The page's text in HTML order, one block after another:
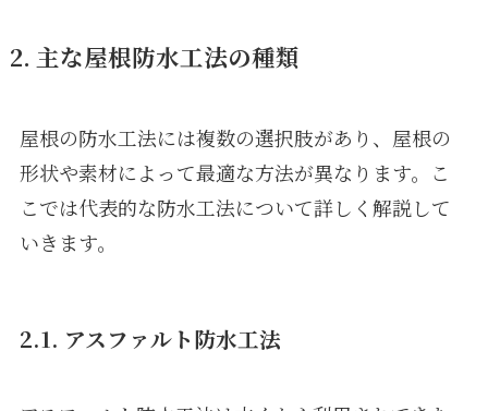
2. 主な屋根防水工法の種類
屋根の防水工法には複数の選択肢があり、屋根の
形状や素材によって最適な方法が異なります。こ
こでは代表的な防水工法について詳しく解説して
いきます。
2.1. アスファルト防水工法